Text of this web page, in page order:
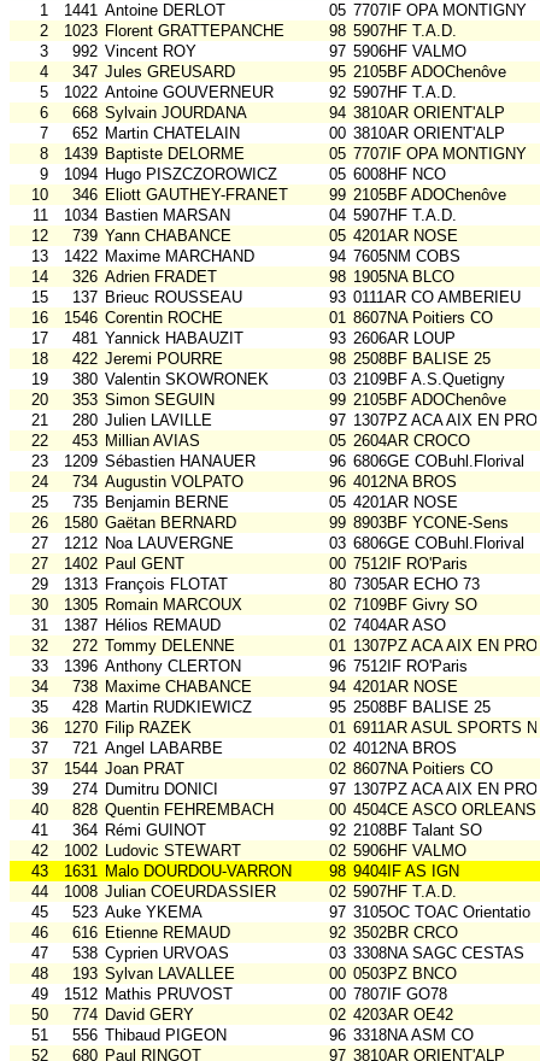
1
1441 Antoine DERLOT 05 7707IF OPA MONTIGNY
2
1023 Florent GRATTEPANCHE 98 5907HF T.A.D.
3
992 Vincent ROY 97 5906HF VALMO
4
347 Jules GREUSARD 95 2105BF ADOChenôve
5
1022 Antoine GOUVERNEUR 92 5907HF T.A.D.
6
668 Sylvain JOURDANA 94 3810AR ORIENT'ALP
7
652 Martin CHATELAIN 00 3810AR ORIENT'ALP
8
1439 Baptiste DELORME 05 7707IF OPA MONTIGNY
9
1094 Hugo PISZCZOROWICZ 05 6008HF NCO
10
346 Eliott GAUTHEY-FRANET 99 2105BF ADOChenôve
11
1034 Bastien MARSAN 04 5907HF T.A.D.
12
739 Yann CHABANCE 05 4201AR NOSE
13
1422 Maxime MARCHAND 94 7605NM COBS
14
326 Adrien FRADET 98 1905NA BLCO
15
137 Brieuc ROUSSEAU 93 0111AR CO AMBERIEU
16
1546 Corentin ROCHE 01 8607NA Poitiers CO
17
481 Yannick HABAUZIT 93 2606AR LOUP
18
422 Jeremi POURRE 98 2508BF BALISE 25
19
380 Valentin SKOWRONEK 03 2109BF A.S.Quetigny
20
353 Simon SEGUIN 99 2105BF ADOChenôve
21
280 Julien LAVILLE 97 1307PZ ACA AIX EN
22
453 Millian AVIAS 05 2604AR CROCO
23
1209 Sébastien HANAUER 96 6806GE COBuhl.Florival
24
734 Augustin VOLPATO 96 4012NA BROS
25
735 Benjamin BERNE 05 4201AR NOSE
26
1580 Gaëtan BERNARD 99 8903BF YCONE-Sens
27
1212 Noa LAUVERGNE 03 6806GE COBuhl.Florival
27
1402 Paul GENT 00 7512IF RO'Paris
29
1313 François FLOTAT 80 7305AR ECHO 73
30
1305 Romain MARCOUX 02 7109BF Givry SO
31
1387 Hélios REMAUD 02 7404AR ASO
32
272 Tommy DELENNE 01 1307PZ ACA AIX EN
33
1396 Anthony CLERTON 96 7512IF RO'Paris
34
738 Maxime CHABANCE 94 4201AR NOSE
35
428 Martin RUDKIEWICZ 95 2508BF BALISE 25
36
1270 Filip RAZEK 01 6911AR ASUL SPORTS
37
721 Angel LABARBE 02 4012NA BROS
37
1544 Joan PRAT 02 8607NA Poitiers CO
39
274 Dumitru DONICI 97 1307PZ ACA AIX EN
40
828 Quentin FEHREMBACH 00 4504CE ASCO ORLEANS
41
364 Rémi GUINOT 92 2108BF Talant SO
42
1002 Ludovic STEWART 02 5906HF VALMO
43
1631 Malo DOURDOU-VARRON 98 9404IF AS IGN
44
1008 Julian COEURDASSIER 02 5907HF T.A.D.
45
523 Auke YKEMA 97 3105OC TOAC Orientatio
46
616 Etienne REMAUD 92 3502BR CRCO
47
538 Cyprien URVOAS 03 3308NA SAGC CESTAS
48
193 Sylvan LAVALLEE 00 0503PZ BNCO
49
1512 Mathis PRUVOST 00 7807IF GO78
50
774 David GERY 02 4203AR OE42
51
556 Thibaud PIGEON 96 3318NA ASM CO
52
680 Paul RINGOT 97 3810AR ORIENT'ALP